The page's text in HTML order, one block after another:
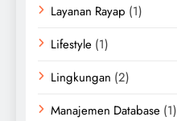
Layanan Rayap (1)
Lifestyle (1)
Lingkungan (2)
Manajemen Database (1)